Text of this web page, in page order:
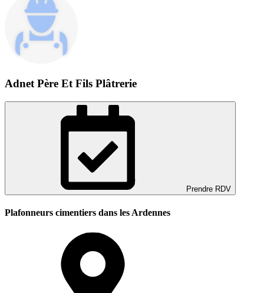
Adnet Père Et Fils Plâtrerie
Prendre RDV
Plafonneurs cimentiers dans les Ardennes